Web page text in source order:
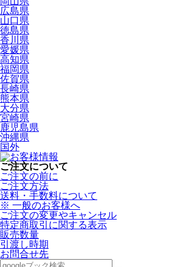
広島県
山口県
徳島県
香川県
愛媛県
高知県
福岡県
佐賀県
長崎県
熊本県
大分県
宮崎県
鹿児島県
沖縄県
国外
ご注文について
ご注文の前に
ご注文方法
送料・手数料について
※ 一般のお客様へ
ご注文の変更やキャンセル
特定商取引に関する表示
販売数量
引渡し時期
お問合せ先